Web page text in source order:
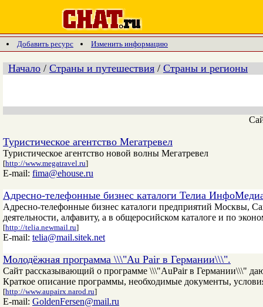
Добавить ресурс Изменить информацию
Начало / Страны и путешествия / Страны и регионы
Туристическое агентство Мегатревел
Туристическое агентство новой волны Мегатревел
[http://www.megatravel.ru]
E-mail: fima@ehouse.ru
Адресно-телефонные бизнес каталоги Телиа
Адресно-телефонные бизнес каталоги предприятий Москвы,
деятельности, алфавиту, а в общеросийском каталоге и по
[http://telia.newmail.ru]
E-mail: telia@mail.sitek.net
Молодёжная программа \\\"Au Pair в Германии\\\".
Сайт рассказывающий о программе \\\"AuPair в Германии\\\"
Краткое описание программы, необходимые документы,
[http://www.aupairx.narod.ru]
E-mail: GoldenFersen@mail.ru